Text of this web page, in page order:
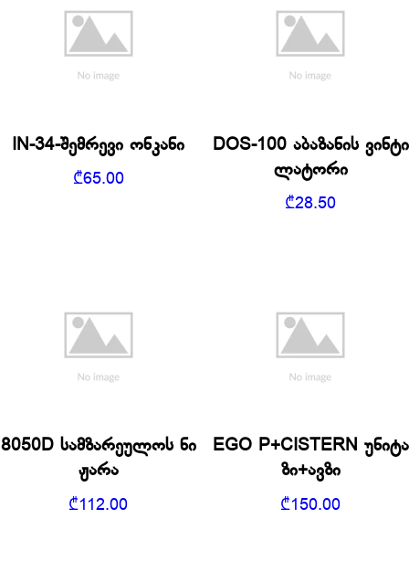
IN-34-შემრევი ონკანი
₾65.00
DOS-100 აბაზანის ვინტი
ლატორი
₾28.50
8050D სამზარეულოს ნი
ჟარა
₾112.00
EGO P+CISTERN უნიტა
ზი+ავზი
₾150.00